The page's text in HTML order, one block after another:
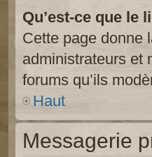
Qu’est-ce que le
Cette page donne
administrateurs et
forums qu’ils
Haut
Messagerie